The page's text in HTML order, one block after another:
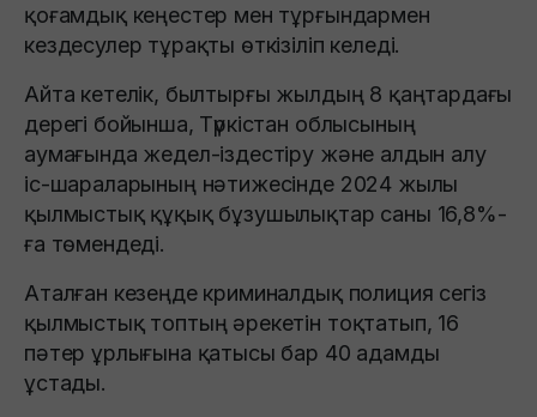
қоғамдық кеңестер мен тұрғындармен
кездесулер тұрақты өткізіліп келеді.
Айта кетелік, былтырғы жылдың 8 қаңтардағы
дерегі бойынша, Түркістан облысының
аумағында жедел-іздестіру және алдын алу
іс-шараларының нәтижесінде 2024 жылы
қылмыстық құқық бұзушылықтар саны 16,8%-
ға төмендеді.
Аталған кезеңде криминалдық полиция сегіз
қылмыстық топтың әрекетін тоқтатып, 16
пәтер ұрлығына қатысы бар 40 адамды
ұстады.